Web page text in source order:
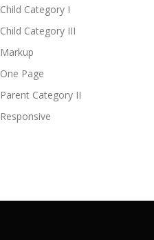
Child Category I
Child Category III
Markup
One Page
Parent Category II
Responsive